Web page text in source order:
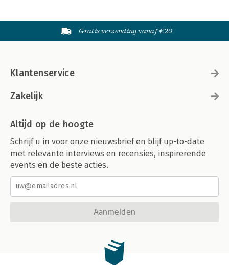
Gratis verzending vanaf €20
Klantenservice
Zakelijk
Altijd op de hoogte
Schrijf u in voor onze nieuwsbrief en blijf up-to-date
met relevante interviews en recensies, inspirerende
events en de beste acties.
Aanmelden